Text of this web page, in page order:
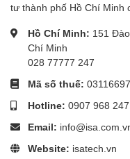
tư thành phố Hồ Chí Minh
Hồ Chí Minh: 151
Chí Minh
028 77777 247
Mã số thuế:
Hotline: 0907 968 247
Email:
Website: isatech.vn